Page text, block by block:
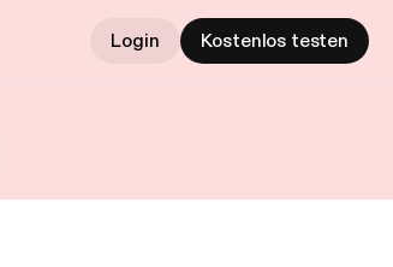
Login Kostenlos testen